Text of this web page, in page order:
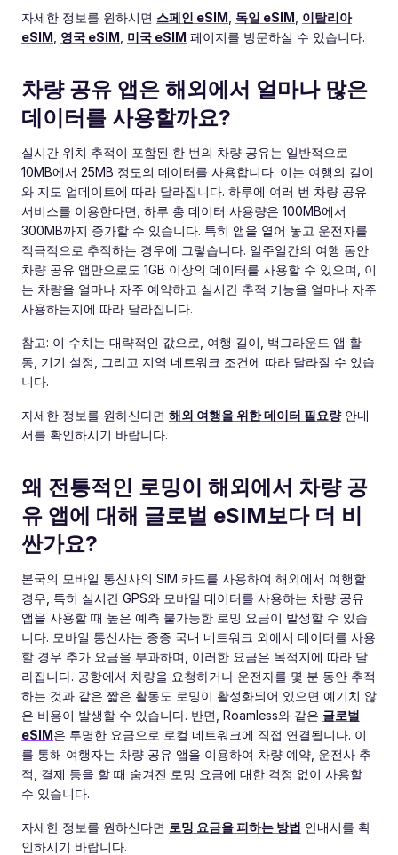
자세한 정보를 원하시면 스페인 eSIM 독일 eSIM 이탈리아
eSIM 영국 eSIM 미국 eSIM 페이지를 방문하실 수 있습니다.
차량 공유 앱은 해외에서 얼마나 많은
데이터를 사용할까요?
실시간 위치 추적이 포함된 한 번의 차량 공유는 일반적으로
10MB에서 25MB 정도의 데이터를 사용합니다. 이는 여행의 길이
와 지도 업데이트에 따라 달라집니다. 하루에 여러 번 차량 공유
서비스를 이용한다면, 하루 총 데이터 사용량은 100MB에서
300MB까지 증가할 수 있습니다. 특히 앱을 열어 놓고 운전자를
적극적으로 추적하는 경우에 그렇습니다. 일주일간의 여행 동안
차량 공유 앱만으로도 1GB 이상의 데이터를 사용할 수 있으며, 이
는 차량을 얼마나 자주 예약하고 실시간 추적 기능을 얼마나 자주
사용하는지에 따라 달라집니다.
참고: 이 수치는 대략적인 값으로, 여행 길이, 백그라운드 앱 활
동, 기기 설정, 그리고 지역 네트워크 조건에 따라 달라질 수 있습
니다.
자세한 정보를 원하신다면 해외 여행을 위한 데이터 필요량안내
서를 확인하시기 바랍니다.
왜 전통적인 로밍이 해외에서 차량 공
유 앱에 대해 글로벌 eSIM보다 더 비
싼가요?
본국의 모바일 통신사의 SIM 카드를 사용하여 해외에서 여행할
경우, 특히 실시간 GPS와 모바일 데이터를 사용하는 차량 공유
앱을 사용할 때 높은 예측 불가능한 로밍 요금이 발생할 수 있습
니다. 모바일 통신사는 종종 국내 네트워크 외에서 데이터를 사용
할 경우 추가 요금을 부과하며, 이러한 요금은 목적지에 따라 달
라집니다. 공항에서 차량을 요청하거나 운전자를 몇 분 동안 추적
하는 것과 같은 짧은 활동도 로밍이 활성화되어 있으면 예기치 않
은 비용이 발생할 수 있습니다. 반면, Roamless와 같은 글로벌
eSIM은 투명한 요금으로 로컬 네트워크에 직접 연결됩니다. 이
를 통해 여행자는 차량 공유 앱을 이용하여 차량 예약, 운전사 추
적, 결제 등을 할 때 숨겨진 로밍 요금에 대한 걱정 없이 사용할
수 있습니다.
자세한 정보를 원하신다면 로밍 요금을 피하는 방법 안내서를 확
인하시기 바랍니다.